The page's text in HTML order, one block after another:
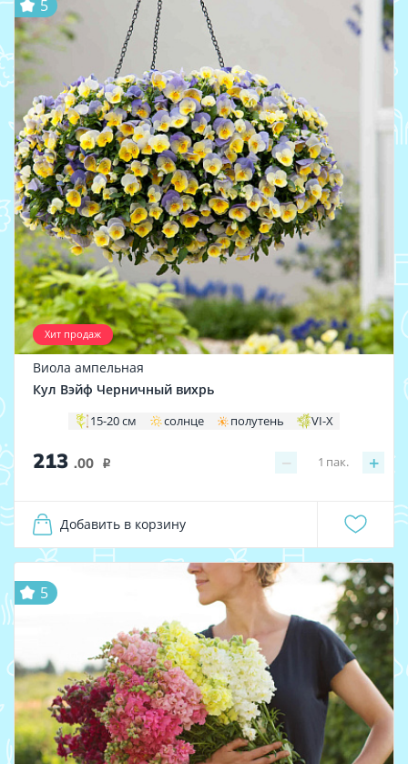
Хит продаж
5
Виола ампельная
Кул Вэйф Черничный вихрь
15-20 см солнце полутень VI-X
213 .00 i − +
1 пак.
Добавить в корзину
5